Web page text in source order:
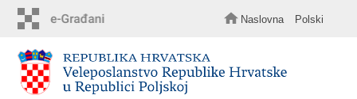
sadržaj
Naslovna Polski